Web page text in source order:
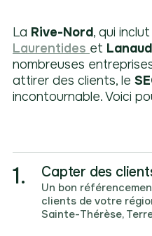
La Rive-Nord, qui
Laurentides et
nombreuses
attirer des clients, le
incontournable. Voici
1. Capter des
Un bon
clients de votre
Sainte-Thérèse,